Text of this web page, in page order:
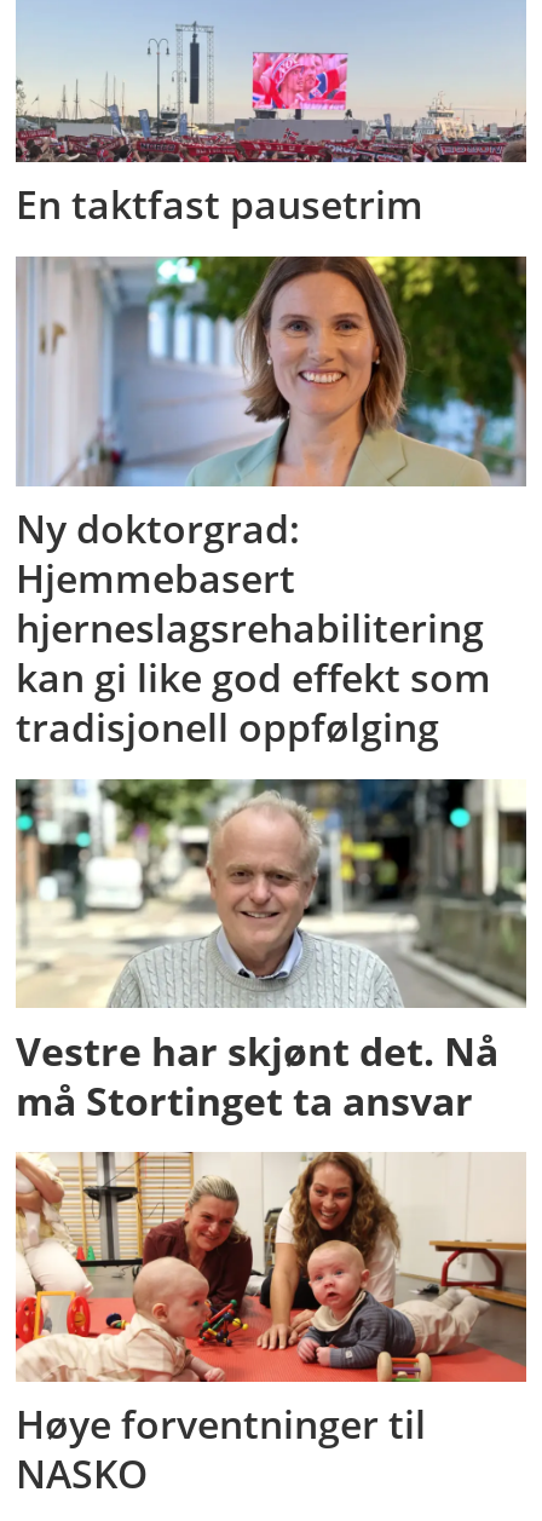
En taktfast pausetrim
Ny doktorgrad:
Hjemmebasert
hjerneslagsrehabilitering
kan gi like god effekt som
tradisjonell oppfølging
Vestre har skjønt det. Nå
må Stortinget ta ansvar
Høye forventninger til
NASKO